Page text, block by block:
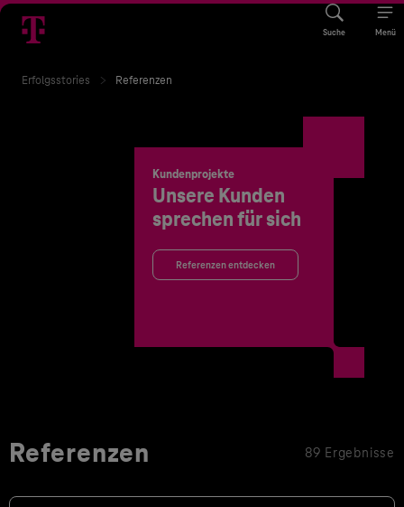
Suche Menü
Erfolgsstories Referenzen
Kundenprojekte
Unsere Kunden
sprechen für sich
Referenzen entdecken
Referenzen 89 Ergebnisse